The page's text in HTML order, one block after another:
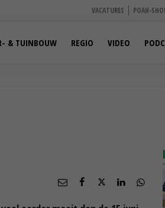
VACATURES POAH-
& TUINBOUW REGIO VIDEO